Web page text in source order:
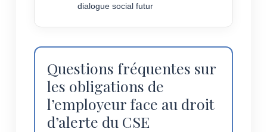
dialogue social futur
Questions fréquentes sur
les obligations de
l’employeur face au droit
d’alerte du CSE